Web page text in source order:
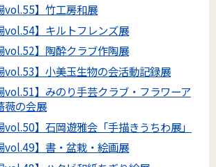
vol.55】竹工房和展
vol.54】キルトフレンズ展
vol.52】陶酔クラブ作陶展
vol.53】小美玉生物の会活動記録展
vol.51】みのり手芸クラブ・フラワーア
薇の会展
vol.50】石岡遊雅会「手描きうちわ展」
vol.49】書・盆栽・絵画展